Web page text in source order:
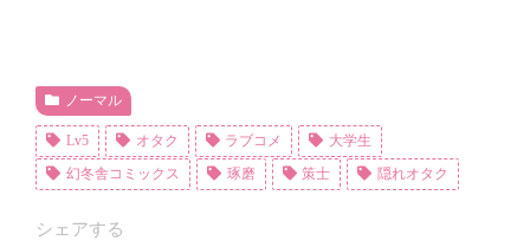
ノーマル
Lv5 オタク ラブコメ
大学生
幻冬舎コミックス
琢磨 策士 隠れオタク
シェアする